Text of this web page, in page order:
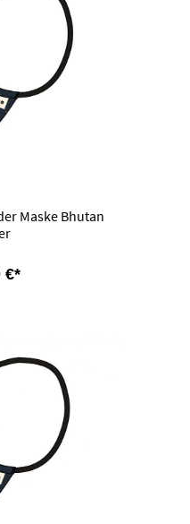
Maske Bhutan
€*